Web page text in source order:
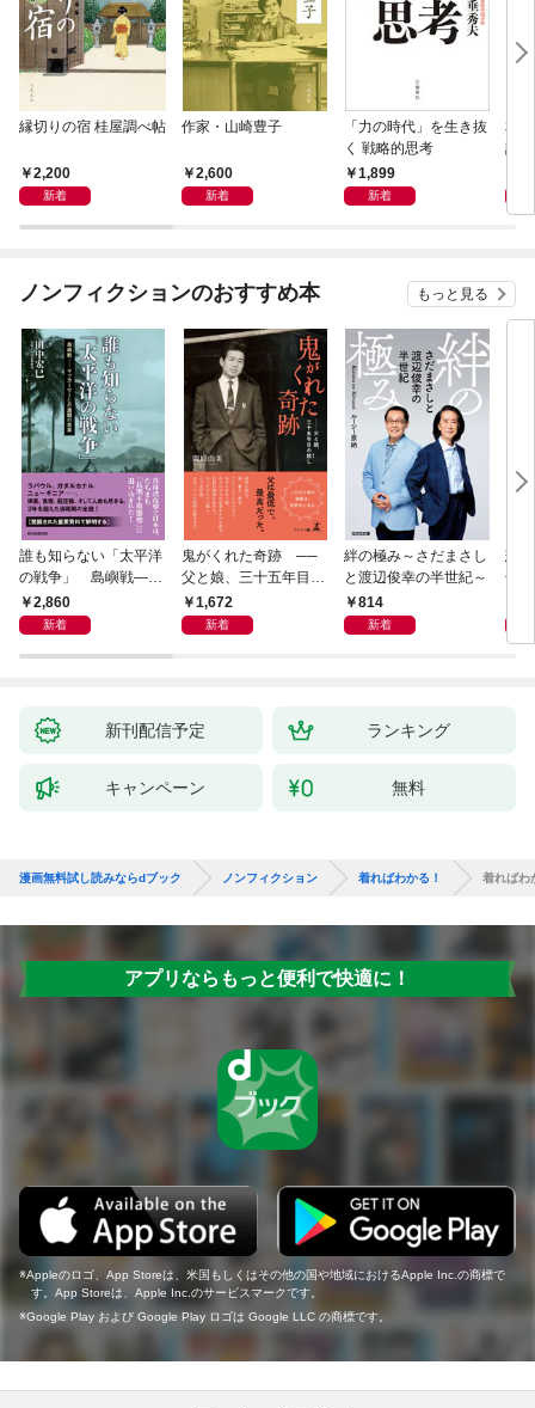
縁切りの宿 桂屋調べ帖
2,200
新着
作家・山崎豊子
2,600
新着
「力の時代」を生き抜
く 戦略的思考
1,899
新着
本
話）
ノンフィクションのおすすめ本 もっと見る
誰も知らない「太平洋
の戦争」 島嶼戦――
マッカーサーとの激闘
の真実
2,860
新着
鬼がくれた奇跡 ──
父と娘、三十五年目の
赦し1,672
新着
絆の極み～さだまさし
と渡辺俊幸の半世紀～
814
新着
悲
子
新刊配信予定 ランキング
キャンペーン 無料
漫画無料試し読みならdブック ノンフィクション 着ればわかる！ 着ればわ
アプリならもっと便利で快適に！
Appleのロゴ、App Storeは、米国もしくはその他の国や地域におけるApple Inc.の商標で
す。App Storeは、Apple Inc.のサービスマークです。
Google Play および Google Play ロゴは Google LLC の商標です。